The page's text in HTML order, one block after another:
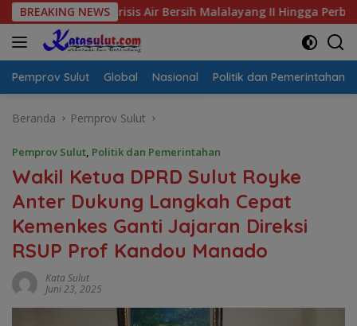
Langsung
ke
konten
BREAKING NEWS
Krisis Air Bersih Malalayang II Hingga Perbaikan
Pemprov Sulut Global Nasional Politik dan Pemerintahan
Beranda Pemprov Sulut
Pemprov Sulut, Politik dan Pemerintahan
Wakil Ketua DPRD Sulut Royke
Anter Dukung Langkah Cepat
Kemenkes Ganti Jajaran Direksi
RSUP Prof Kandou Manado
Kata Sulut
Juni 23, 2025